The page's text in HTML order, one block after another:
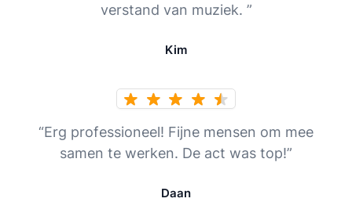
verstand van muziek. ”
Kim
“Erg professioneel! Fijne mensen om mee
samen te werken. De act was top!”
Daan